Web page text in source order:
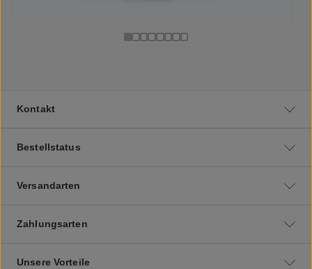
Kontakt
Bestellstatus
Versandarten
Zahlungsarten
Unsere Vorteile